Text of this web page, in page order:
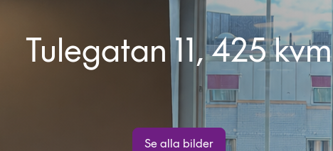
Tulegatan 11, 425 kvm
Se alla bilder